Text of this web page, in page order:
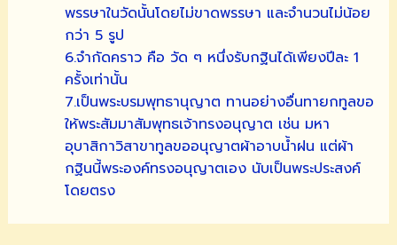
พรรษาในวัดนั้นโดยไม่ขาดพรรษา และจำนวนไม่น้อย
กว่า 5 รูป
6.จำกัดคราว คือ วัด ๆ หนึ่งรับกฐินได้เพียงปีละ 1
ครั้งเท่านั้น
7.เป็นพระบรมพุทธานุญาต ทานอย่างอื่นทายกทูลขอ
ให้พระสัมมาสัมพุทธเจ้าทรงอนุญาต เช่น มหา
อุบาสิกาวิสาขาทูลขออนุญาตผ้าอาบน้ำฝน แต่ผ้า
กฐินนี้พระองค์ทรงอนุญาตเอง นับเป็นพระประสงค์
โดยตรง